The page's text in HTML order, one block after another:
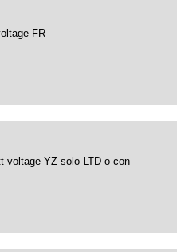
FR
voltage YZ solo LTD o con